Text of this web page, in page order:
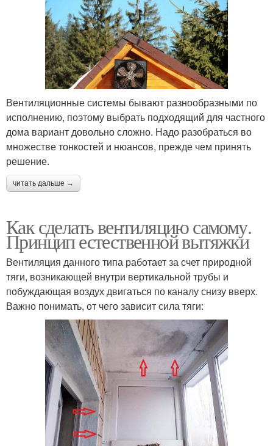
Вентиляционные системы бывают разнообразными по
исполнению, поэтому выбрать подходящий для частного
дома вариант довольно сложно. Надо разобраться во
множестве тонкостей и нюансов, прежде чем принять
решение.
читать дальше →
Как сделать вентиляцию самому.
Принцип естественной вытяжки
Вентиляция данного типа работает за счет природной
тяги, возникающей внутри вертикальной трубы и
побуждающая воздух двигаться по каналу снизу вверх.
Важно понимать, от чего зависит сила тяги: